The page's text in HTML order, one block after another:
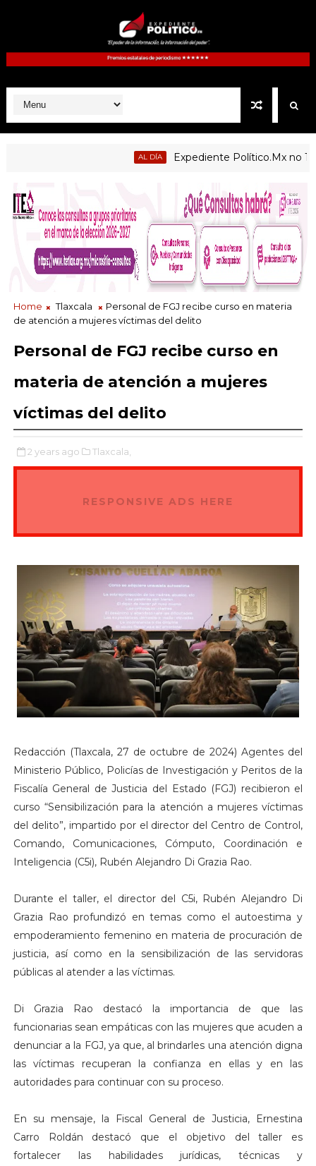
Expediente Político.Mx no 1126
Home Tlaxcala
Personal de FGJ recibe curso en materia
de atención a mujeres víctimas del delito
Personal de FGJ recibe curso en
materia de atención a mujeres
víctimas del delito
2 years ago Tlaxcala,
RESPONSIVE ADS HERE
Redacción (Tlaxcala, 27 de octubre de 2024) Agentes del
Ministerio Público, Policías de Investigación y Peritos de la
Fiscalía General de Justicia del Estado (FGJ) recibieron el
curso “Sensibilización para la atención a mujeres víctimas
del delito”, impartido por el director del Centro de Control,
Comando, Comunicaciones, Cómputo, Coordinación e
Inteligencia (C5i), Rubén Alejandro Di Grazia Rao.
Durante el taller, el director del C5i, Rubén Alejandro Di
Grazia Rao profundizó en temas como el autoestima y
empoderamiento femenino en materia de procuración de
justicia, así como en la sensibilización de las servidoras
públicas al atender a las víctimas.
Di Grazia Rao destacó la importancia de que las
funcionarias sean empáticas con las mujeres que acuden a
denunciar a la FGJ, ya que, al brindarles una atención digna
las víctimas recuperan la confianza en ellas y en las
autoridades para continuar con su proceso.
En su mensaje, la Fiscal General de Justicia, Ernestina
Carro Roldán destacó que el objetivo del taller es
fortalecer las habilidades jurídicas, técnicas y